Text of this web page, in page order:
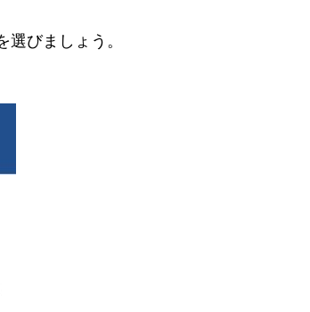
びましょう。